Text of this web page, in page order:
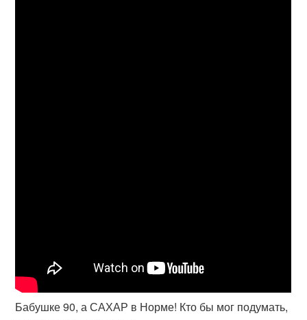
Бабушке 90, а САХАР в Норме! Кто бы мог подумать,